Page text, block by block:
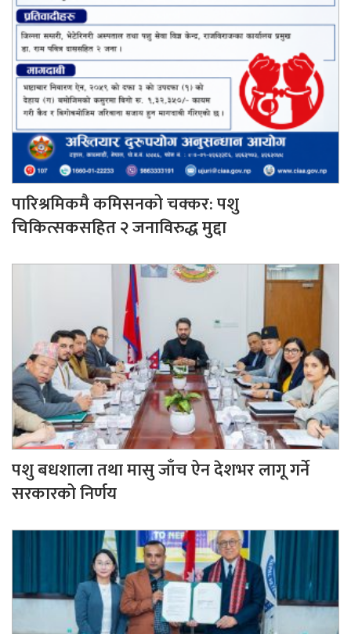
पारिश्रमिकमै कमिसनको चक्कर: पशु
चिकित्सकसहित २ जनाविरुद्ध मुद्दा
पशु बधशाला तथा मासु जाँच ऐन देशभर लागू गर्ने
सरकारको निर्णय